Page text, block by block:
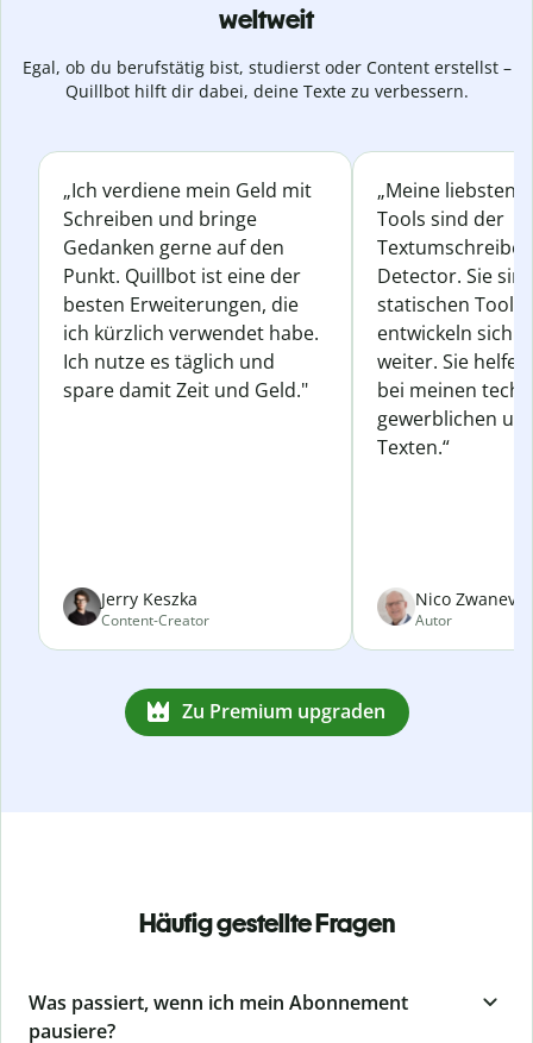
weltweit
Egal, ob du berufstätig bist, studierst oder Content erstellst –
Quillbot hilft dir dabei, deine Texte zu verbessern.
„Ich verdiene mein Geld mit
Schreiben und bringe
Gedanken gerne auf den
Punkt. Quillbot ist eine der
besten Erweiterungen, die
ich kürzlich verwendet habe.
Ich nutze es täglich und
spare damit Zeit und Geld."
Jerry Keszka
Content-Creator
„Meine liebsten
Tools sind der
Detector. Sie
statischen
entwickeln sich
weiter. Sie
bei meinen
gewerblichen
Texten.“
Nico
Autor
Zu Premium upgraden
Häufig gestellte Fragen
Was passiert, wenn ich mein Abonnement
pausiere?